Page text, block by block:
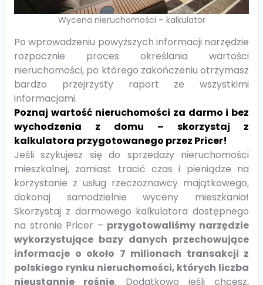
Wycena nieruchomości – kalkulator
Po wprowadzeniu powyższych informacji narzędzie
rozpocznie proces określania wartości
nieruchomości, po którego zakończeniu otrzymasz
bardzo przejrzysty raport ze wszystkimi
informacjami.
Poznaj wartość nieruchomości za darmo i bez
wychodzenia z domu – skorzystaj z
kalkulatora przygotowanego przez Pricer!
Jeśli szykujesz się do sprzedaży nieruchomości
mieszkalnej, zamiast tracić czas i pieniądze na
korzystanie z usług rzeczoznawcy majątkowego,
dokonaj samodzielnie wyceny mieszkania!
Skorzystaj z darmowego kalkulatora dostępnego
na stronie Pricer – przygotowaliśmy narzędzie
wykorzystujące bazy danych przechowujące
informacje o około 7 milionach transakcji z
polskiego rynku nieruchomości, których liczba
nieustannie rośnie. Dodatkowo jeśli chcesz,